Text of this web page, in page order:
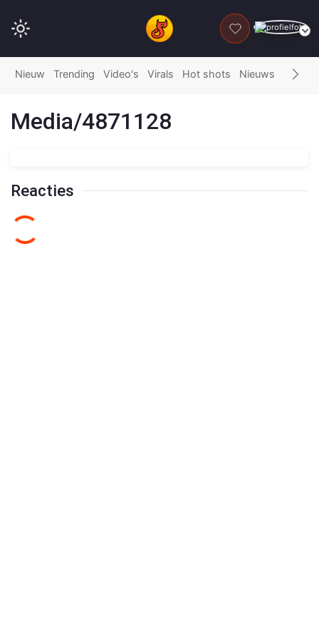
DONEER
Nieuw Trending Video's Virals Hot shots Nieuws Fails
Media/4871128
Reacties